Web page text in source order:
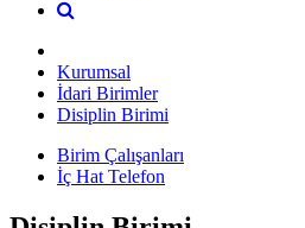
Kurumsal
İdari Birimler
Disiplin Birimi
Birim Çalışanları
İç Hat Telefon